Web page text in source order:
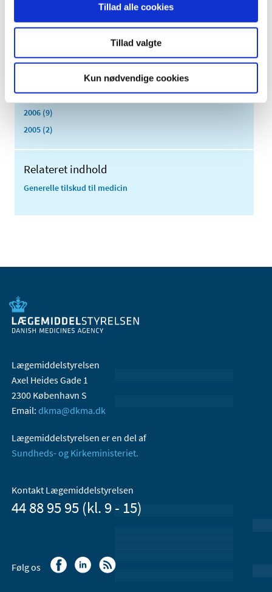
Tillad alle cookies
Tillad valgte
Kun nødvendige cookies
2011 (13)
2009 (13)
2007 (3)
2006 (9)
2005 (2)
Relateret indhold
Generelle tilskud til medicin
Lægemiddelstyrelsen
Axel Heides Gade 1
2300 København S
Email: dkma@dkma.dk
Lægemiddelstyrelsen er en del af
Sundheds- og Kirkeministeriet.
Kontakt Lægemiddelstyrelsen
44 88 95 95 (kl. 9 - 15)
Følg os